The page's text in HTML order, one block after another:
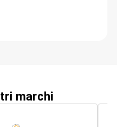
marchi